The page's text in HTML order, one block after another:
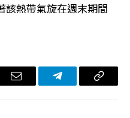
該熱帶氣旋在週末期間
电
Telegram复